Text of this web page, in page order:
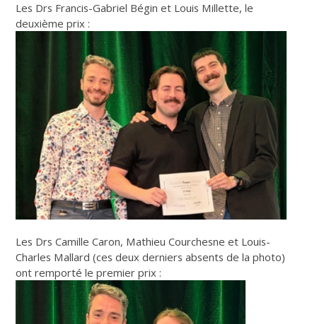
Les Drs Francis-Gabriel Bégin et Louis Millette, le
deuxième prix :
Les Drs Camille Caron, Mathieu Courchesne et Louis-
Charles Mallard (ces deux derniers absents de la photo)
ont remporté le premier prix :